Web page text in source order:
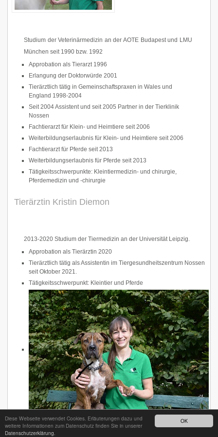
OK
Diese Webseite verwendet Cookies. Erläuterungen dazu und
weitere Informationen zum Datenschutz finden Sie in unserer
Datenschutzerklärung.
Studium der Veterinärmedizin an der AOTE Budapest und LMU
München seit 1990 bzw. 1992
Approbation als Tierarzt 1996
Erlangung der Doktorwürde 2001
Tierärztlich tätig in Gemeinschaftspraxen in Wales und
England 1998-2004
Seit 2004 Assistent und seit 2005 Partner in der Tierklinik
Nossen
Fachtierarzt für Klein- und Heimtiere seit 2006
Weiterbildungserlaubnis für Klein- und Heimtiere seit 2006
Fachtierarzt für Pferde seit 2013
Weiterbildungserlaubnis für Pferde seit 2013
Tätigkeitsschwerpunkte: Kleintiermedizin- und chirurgie,
Pferdemedizin und -chirurgie
Tierärztin Kristin Diemon
2013-2020 Studium der Tiermedizin an der Universität Leipzig.
Approbation als Tierärztin 2020
Tierärztlich tätig als Assistentin im Tiergesundheitszentrum Nossen
seit Oktober 2021.
Tätigkeitsschwerpunkt: Kleintier und Pferde
24h - Bereitschaftsdienst unter